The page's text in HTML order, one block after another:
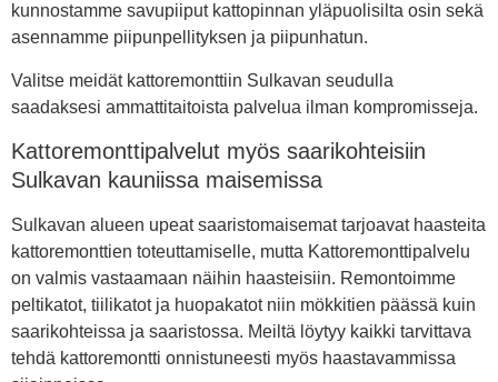
kunnostamme savupiiput kattopinnan yläpuolisilta osin sekä
asennamme piipunpellityksen ja piipunhatun.
Valitse meidät kattoremonttiin Sulkavan seudulla
saadaksesi ammattitaitoista palvelua ilman kompromisseja.
Kattoremonttipalvelut myös saarikohteisiin
Sulkavan kauniissa maisemissa
Sulkavan alueen upeat saaristomaisemat tarjoavat haasteita
kattoremonttien toteuttamiselle, mutta Kattoremonttipalvelu
on valmis vastaamaan näihin haasteisiin. Remontoimme
peltikatot, tiilikatot ja huopakatot niin mökkitien päässä kuin
saarikohteissa ja saaristossa. Meiltä löytyy kaikki tarvittava
tehdä kattoremontti onnistuneesti myös haastavammissa